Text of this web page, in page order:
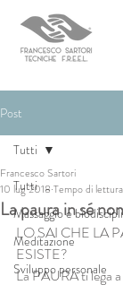
Post
Tutti
Massaggio e
Meditazione
Sviluppo personale
Tutti
La paura in sé
Francesco Sartori
10 lug 2018 Tempo di
LO SAI CHE LA
ESISTE?
La PAURA ti lega